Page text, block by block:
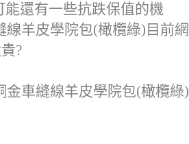
能還有一些抗跌保值的機
線羊皮學院包(橄欖綠)目前網
?
金車縫線羊皮學院包(橄欖綠)